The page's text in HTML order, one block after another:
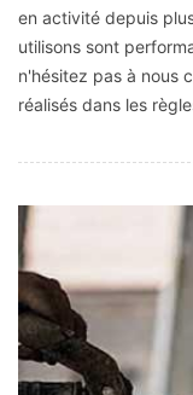
en activité depuis
utilisons sont
n'hésitez pas à nous
réalisés dans les